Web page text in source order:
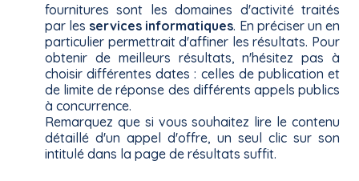
fournitures sont les domaines d'activité traités
par les services informatiques. En préciser un en
particulier permettrait d'affiner les résultats. Pour
obtenir de meilleurs résultats, n'hésitez pas à
choisir différentes dates : celles de publication et
de limite de réponse des différents appels publics
à concurrence.
Remarquez que si vous souhaitez lire le contenu
détaillé d'un appel d'offre, un seul clic sur son
intitulé dans la page de résultats suffit.